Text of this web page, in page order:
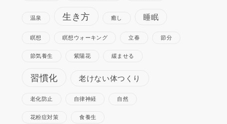
温泉 生き方 癒し 睡眠
瞑想 瞑想ウォーキング 立春 節分
節気養生 紫陽花 緩ませる
習慣化 老けない体つくり
老化防止 自律神経 自然
花粉症対策 食養生